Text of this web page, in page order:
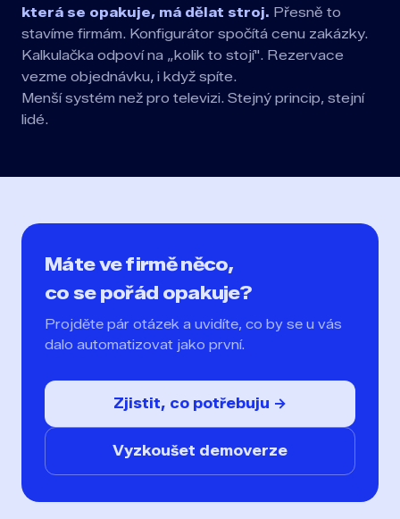
která se opakuje, má dělat stroj. Přesně to
stavíme firmám. Konfigurátor spočítá cenu zakázky.
Kalkulačka odpoví na „kolik to stojí". Rezervace
vezme objednávku, i když spíte.
Menší systém než pro televizi. Stejný princip, stejní
lidé.
Máte ve firmě něco,
co se pořád opakuje?
Projděte pár otázek a uvidíte, co by se u vás
dalo automatizovat jako první.
Zjistit, co potřebuju →
Vyzkoušet demoverze